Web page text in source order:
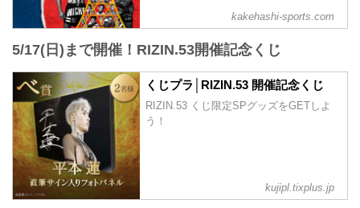
が実況・解説ありで試合を見たい方は是
全試合リアルタイムで視聴しよう！
PPV販売スケジュール一覧
配信日時 料金 配信媒体 アー...
kakehashi-sports.com
5/17(日)まで開催！RIZIN.53開催記念くじ
くじプラ│RIZIN.53 開催記念くじ
RIZIN.53 くじ限定SPグッズをGETしよ
う！
kujipl.tixplus.jp